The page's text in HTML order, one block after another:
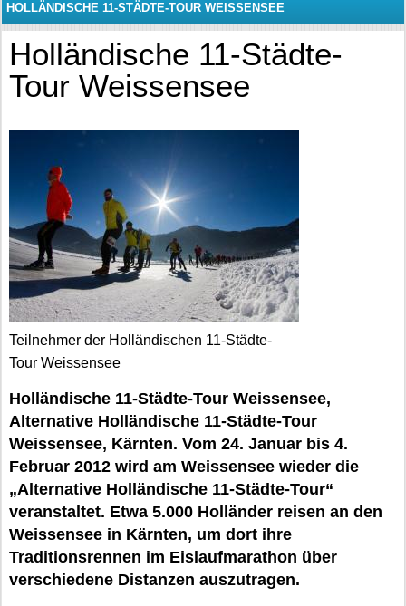
HOLLÄNDISCHE 11-STÄDTE-TOUR WEISSENSEE
Holländische 11-Städte-
Tour Weissensee
Teilnehmer der Holländischen 11-Städte-
Tour Weissensee
Holländische 11-Städte-Tour Weissensee,
Alternative Holländische 11-Städte-Tour
Weissensee, Kärnten. Vom 24. Januar bis 4.
Februar 2012 wird am Weissensee wieder die
„Alternative Holländische 11-Städte-Tour“
veranstaltet. Etwa 5.000 Holländer reisen an den
Weissensee in Kärnten, um dort ihre
Traditionsrennen im Eislaufmarathon über
verschiedene Distanzen auszutragen.